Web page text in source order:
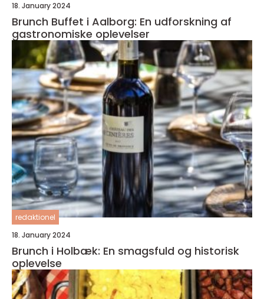
18. January 2024
Brunch Buffet i Aalborg: En udforskning af
gastronomiske oplevelser
redaktionel
18. January 2024
Brunch i Holbæk: En smagsfuld og historisk
oplevelse